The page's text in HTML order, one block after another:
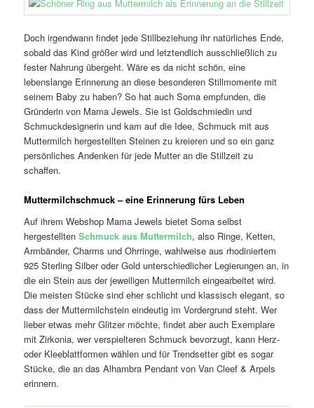
Doch irgendwann findet jede Stillbeziehung ihr natürliches Ende,
sobald das Kind größer wird und letztendlich ausschließlich zu
fester Nahrung übergeht. Wäre es da nicht schön, eine
lebenslange Erinnerung an diese besonderen Stillmomente mit
seinem Baby zu haben? So hat auch Soma empfunden, die
Gründerin von Mama Jewels. Sie ist Goldschmiedin und
Schmuckdesignerin und kam auf die Idee, Schmuck mit aus
Muttermilch hergestellten Steinen zu kreieren und so ein ganz
persönliches Andenken für jede Mutter an die Stillzeit zu
schaffen.
Muttermilchschmuck – eine Erinnerung fürs Leben
Auf ihrem Webshop Mama Jewels bietet Soma selbst
hergestelltenSchmuck aus Muttermilch, also Ringe, Ketten,
Armbänder, Charms und Ohrringe, wahlweise aus rhodiniertem
925 Sterling Silber oder Gold unterschiedlicher Legierungen an, in
die ein Stein aus der jeweiligen Muttermilch eingearbeitet wird.
Die meisten Stücke sind eher schlicht und klassisch elegant, so
dass der Muttermilchstein eindeutig im Vordergrund steht. Wer
lieber etwas mehr Glitzer möchte, findet aber auch Exemplare
mit Zirkonia, wer verspielteren Schmuck bevorzugt, kann Herz-
oder Kleeblattformen wählen und für Trendsetter gibt es sogar
Stücke, die an das Alhambra Pendant von Van Cleef & Arpels
erinnern.